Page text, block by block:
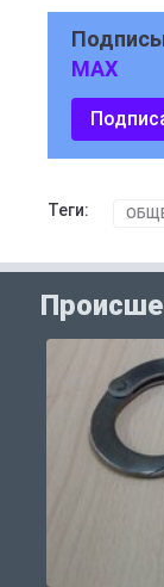
MAX
Теги: